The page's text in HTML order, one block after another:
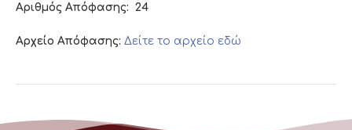
Αριθμός Απόφασης: 24
Αρχείο Απόφασης: Δείτε το αρχείο εδώ